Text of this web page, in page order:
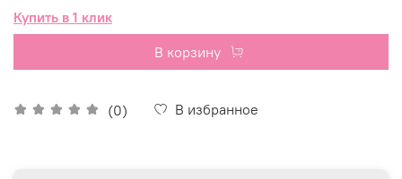
(0) В избранное
Купить в 1 клик
В корзину